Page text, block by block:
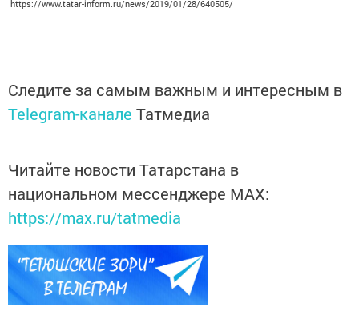
https://www.tatar-inform.ru/news/2019/01/28/640505/
Следите за самым важным и интересным в
Telegram-канале Татмедиа
Читайте новости Татарстана в
национальном мессенджере MАХ:
https://max.ru/tatmedia